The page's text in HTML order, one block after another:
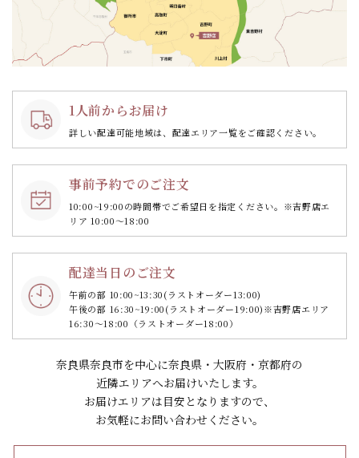
1人前からお届け
詳しい配達可能地域は、配達エリア一覧をご確認ください。
事前予約でのご注文
10:00~19:00の時間帯でご希望日を指定ください。 ※吉野店エ
リア 10:00～18:00
配達当日のご注文
午前の部 10:00~13:30(ラストオーダー13:00)
午後の部 16:30~19:00(ラストオーダー19:00)※吉野店エリア
16:30～18:00（ラストオーダー18:00）
奈良県奈良市を中心に奈良県・大阪府・京都府の
近隣エリアへお届けいたします。
お届けエリアは目安となりますので、
お気軽にお問い合わせください。